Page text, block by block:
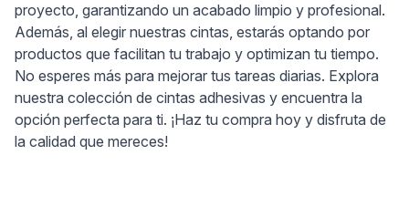
proyecto, garantizando un acabado limpio y profesional.
Además, al elegir nuestras cintas, estarás optando por
productos que facilitan tu trabajo y optimizan tu tiempo.
No esperes más para mejorar tus tareas diarias. Explora
nuestra colección de cintas adhesivas y encuentra la
opción perfecta para ti. ¡Haz tu compra hoy y disfruta de
la calidad que mereces!